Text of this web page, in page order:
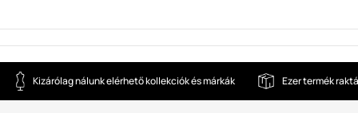
Kizárólag nálunk elérhető kollekciók és márkák Ezer termék